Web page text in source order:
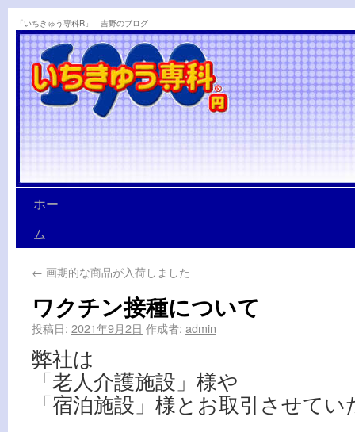
「いちきゅう専科R」 吉野のブログ
ホー
ム
← 画期的な商品が入荷しました
ワクチン接種について
投稿日: 2021年9月2日 作成者: admin
弊社は
「老人介護施設」様や
「宿泊施設」様とお取引させて